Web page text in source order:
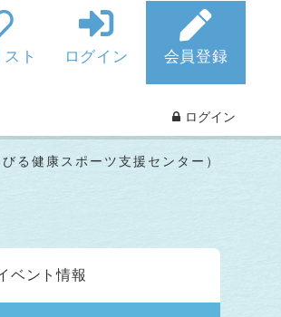
ト ログイン 会員登録
ログイン
る健康スポーツ支援センター）
ベント情報